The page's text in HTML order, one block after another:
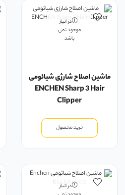
در انبار
موجود نمی
باشد
ماشین اصلاح شارژی شیائومی
ENCHEN Sharp 3 Hair
Clipper
خرید محصول
در انبار